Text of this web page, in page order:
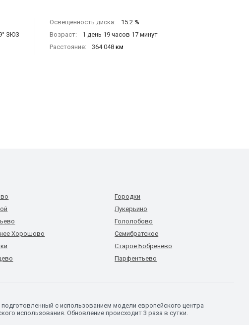
ЗЮЗ
Освещенность диска: 15.2 %
Возраст:
1 день 19 часов 17 минут
Расстояние:
364 048 км
Хорошово
Городки
Лукерьино
Гололобово
Семибратское
Старое Бобренево
Парфентьево
с использованием модели европейского центра
использования. Обновление происходит 3 раза в сутки.